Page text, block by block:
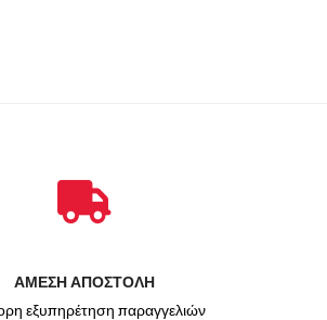
ΑΜΕΣΗ ΑΠΟΣΤΟΛΗ
εξυπηρέτηση παραγγελιών